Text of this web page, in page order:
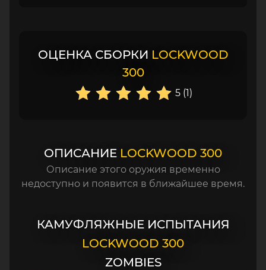
ОЦЕНКА СБОРКИ LOCKWOOD
300
5 (1)
ОПИСАНИЕ LOCKWOOD 300
Описание этого оружия временно
недоступно и появится в ближайшее время.
КАМУФЛЯЖНЫЕ ИСПЫТАНИЯ
LOCKWOOD 300
ZOMBIES